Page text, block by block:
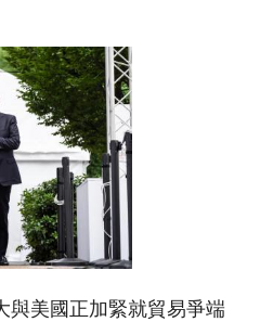
與美國正加緊就貿易爭端